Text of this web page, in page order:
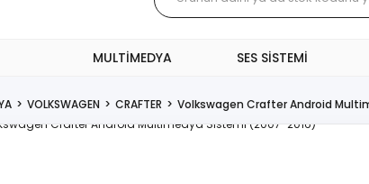
MULTİMEDYA SES SİSTEMİ
VOLKSWAGEN CRAFTER Volkswagen Crafter Android